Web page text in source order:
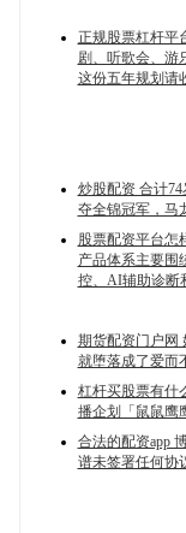
正规股票杠杆平
剧、听歌会、游
这份五年规划请
炒股配资 合计
夺全锦冠军，马
股票配资平台怎
产品体系主要围
控、AI辅助诊断
期货配资门户网
就堕落成了爱而
杠杆买股票有什
播企划「鼠鼠鹰
合法的配资app
谱未签署任何协